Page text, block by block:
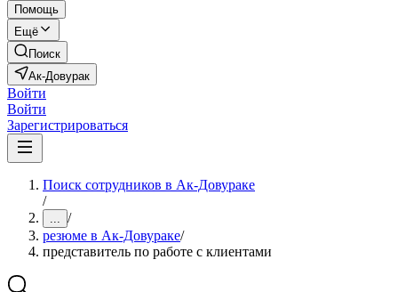
Помощь
Ещё
Поиск
Ак-Довурак
Войти
Войти
Зарегистрироваться
Поиск сотрудников в Ак-Довураке
/
... /
резюме в Ак-Довураке/
представитель по работе с клиентами